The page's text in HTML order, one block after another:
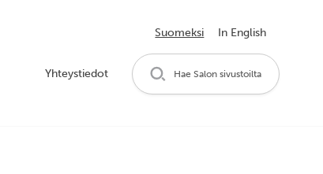
Suomeksi In English
Yhteystiedot Hae Salon sivustoilta